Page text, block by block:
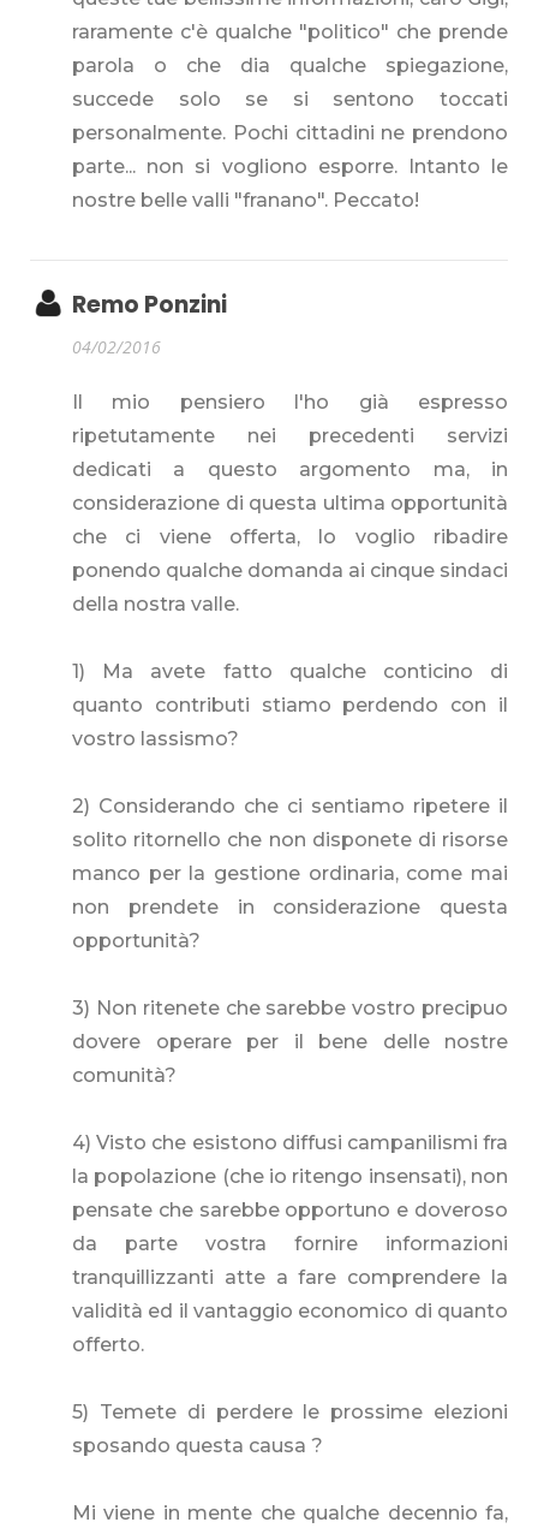
raramente c'è qualche "politico" che prende
parola o che dia qualche spiegazione,
succede solo se si sentono toccati
personalmente. Pochi cittadini ne prendono
parte... non si vogliono esporre. Intanto le
nostre belle valli "franano". Peccato!
Remo Ponzini
04/02/2016
Il mio pensiero l'ho già espresso
ripetutamente nei precedenti servizi
dedicati a questo argomento ma, in
considerazione di questa ultima opportunità
che ci viene offerta, lo voglio ribadire
ponendo qualche domanda ai cinque sindaci
della nostra valle.
1) Ma avete fatto qualche conticino di
quanto contributi stiamo perdendo con il
vostro lassismo?
2) Considerando che ci sentiamo ripetere il
solito ritornello che non disponete di risorse
manco per la gestione ordinaria, come mai
non prendete in considerazione questa
opportunità?
3) Non ritenete che sarebbe vostro precipuo
dovere operare per il bene delle nostre
comunità?
4) Visto che esistono diffusi campanilismi fra
la popolazione (che io ritengo insensati), non
pensate che sarebbe opportuno e doveroso
da parte vostra fornire informazioni
tranquillizzanti atte a fare comprendere la
validità ed il vantaggio economico di quanto
offerto.
5) Temete di perdere le prossime elezioni
sposando questa causa ?
Mi viene in mente che qualche decennio fa,